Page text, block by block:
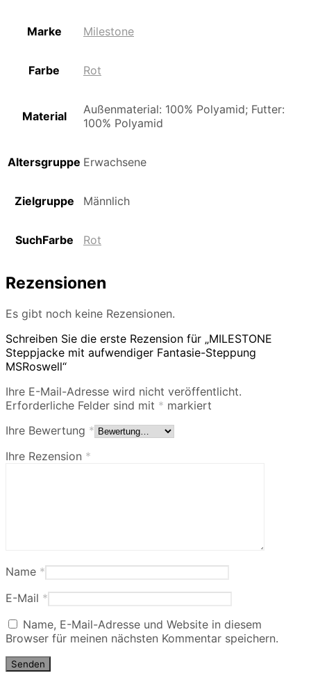
Marke Milestone
Farbe Rot
Material
Außenmaterial: 100% Polyamid; Futter:
100% Polyamid
Altersgruppe Erwachsene
Zielgruppe Männlich
SuchFarbe Rot
Rezensionen
Es gibt noch keine Rezensionen.
Schreiben Sie die erste Rezension für „MILESTONE
Steppjacke mit aufwendiger Fantasie-Steppung
MSRoswell“
Ihre E-Mail-Adresse wird nicht veröffentlicht.
Erforderliche Felder sind mit * markiert
Ihre Bewertung *
Ihre Rezension *
Name *
E-Mail *
Name, E-Mail-Adresse und Website in diesem
Browser für meinen nächsten Kommentar speichern.